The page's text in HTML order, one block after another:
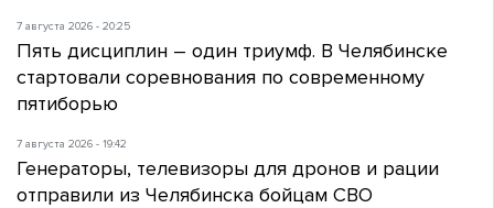
7 августа 2026 - 20:25
Пять дисциплин – один триумф. В Челябинске
стартовали соревнования по современному
пятиборью
7 августа 2026 - 19:42
Генераторы, телевизоры для дронов и рации
отправили из Челябинска бойцам СВО